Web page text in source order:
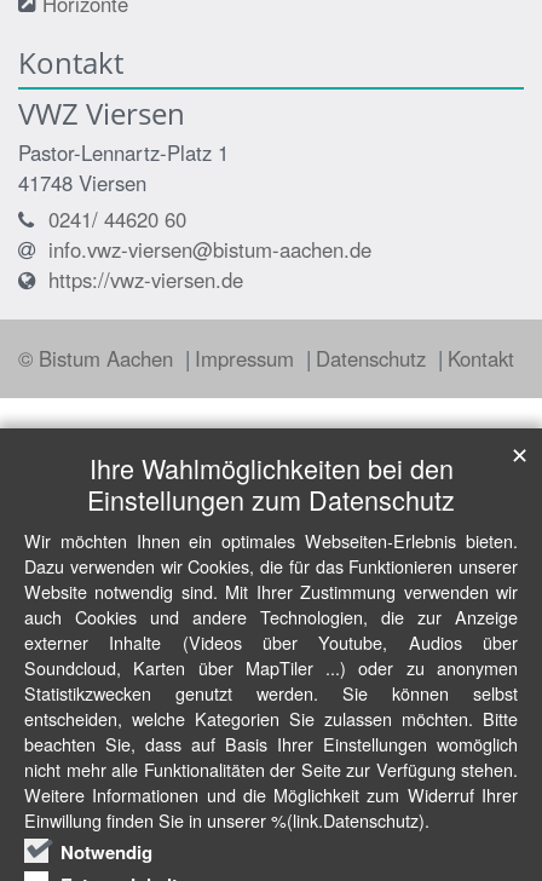
Kontakt
VWZ Viersen
Pastor-Lennartz-Platz 1
41748 Viersen
0241/ 44620 60
info.vwz-viersen@bistum-aachen.de
https://vwz-viersen.de
© Bistum Aachen Impressum Datenschutz Kontakt
Ihre Wahlmöglichkeiten bei den
Einstellungen zum Datenschutz
Wir möchten Ihnen ein optimales Webseiten-Erlebnis bieten.
Dazu verwenden wir Cookies, die für das Funktionieren unserer
Website notwendig sind. Mit Ihrer Zustimmung verwenden wir
auch Cookies und andere Technologien, die zur Anzeige
externer Inhalte (Videos über Youtube, Audios über
Soundcloud, Karten über MapTiler ...) oder zu anonymen
Statistikzwecken genutzt werden. Sie können selbst
entscheiden, welche Kategorien Sie zulassen möchten. Bitte
beachten Sie, dass auf Basis Ihrer Einstellungen womöglich
nicht mehr alle Funktionalitäten der Seite zur Verfügung stehen.
Weitere Informationen und die Möglichkeit zum Widerruf Ihrer
Einwillung finden Sie in unserer %(link.Datenschutz).
Notwendig
✕